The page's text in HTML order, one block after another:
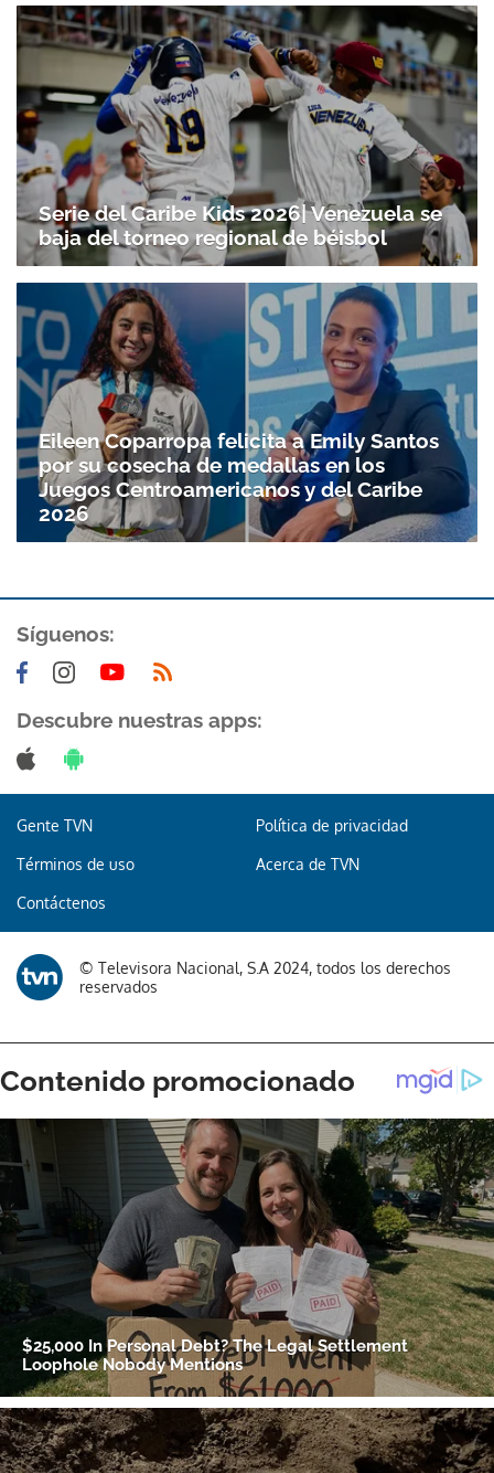
Serie del Caribe Kids 2026| Venezuela se
baja del torneo regional de béisbol
Eileen Coparropa felicita a Emily Santos
por su cosecha de medallas en los
Juegos Centroamericanos y del Caribe
2026
Síguenos:
Descubre nuestras apps:
Gente TVN Política de privacidad
Términos de uso Acerca de TVN
Contáctenos
© Televisora Nacional, S.A 2024, todos los derechos
reservados